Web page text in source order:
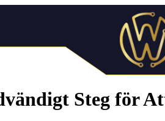
Steg för